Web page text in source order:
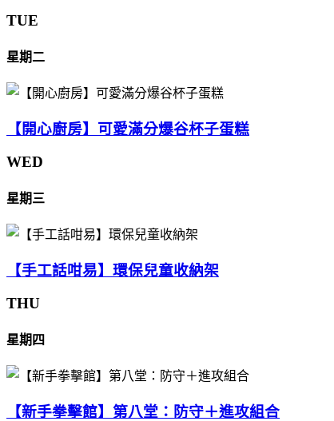
TUE
星期二
【開心廚房】可愛滿分爆谷杯子蛋糕
WED
星期三
【手工話咁易】環保兒童收納架
THU
星期四
【新手拳擊館】第八堂：防守＋進攻組合